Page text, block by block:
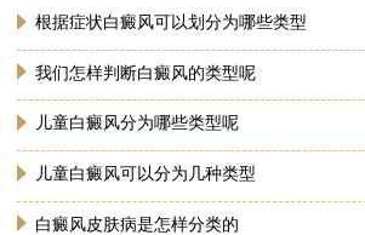
根据症状白癜风可以划分为哪些类型
我们怎样判断白癜风的类型呢
儿童白癜风分为哪些类型呢
儿童白癜风可以分为几种类型
白癜风皮肤病是怎样分类的